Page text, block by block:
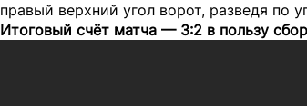
правый верхний угол ворот, разведя по
Итоговый счёт матча — 3:2 в пользу